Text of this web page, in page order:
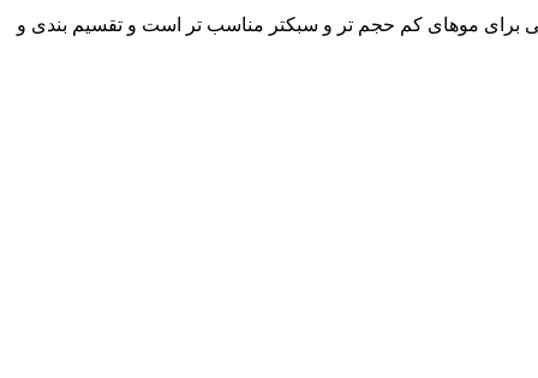
برای موهای کم حجم تر و سبکتر مناسب تر است و تقسیم بندی و